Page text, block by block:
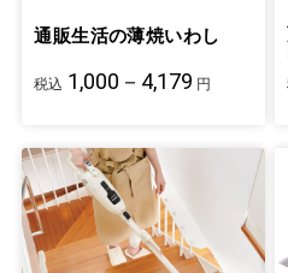
通販生活の薄焼いわし
税込 1,000－4,179 円